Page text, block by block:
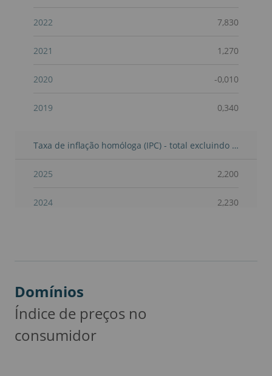
Domínios
Índice de preços no
consumidor